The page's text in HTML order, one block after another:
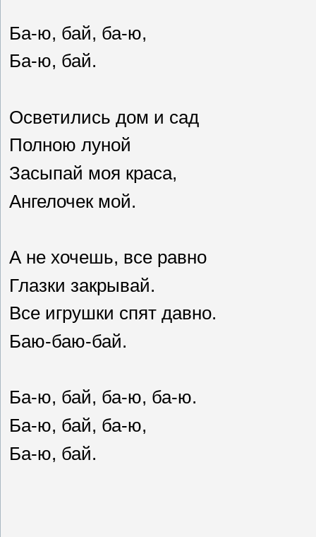
Ба-ю, бай, ба-ю,
Ба-ю, бай.
Осветились дом и сад
Полною луной
Засыпай моя краса,
Ангелочек мой.
А не хочешь, все равно
Глазки закрывай.
Все игрушки спят давно.
Баю-баю-бай.
Ба-ю, бай, ба-ю, ба-ю.
Ба-ю, бай, ба-ю,
Ба-ю, бай.